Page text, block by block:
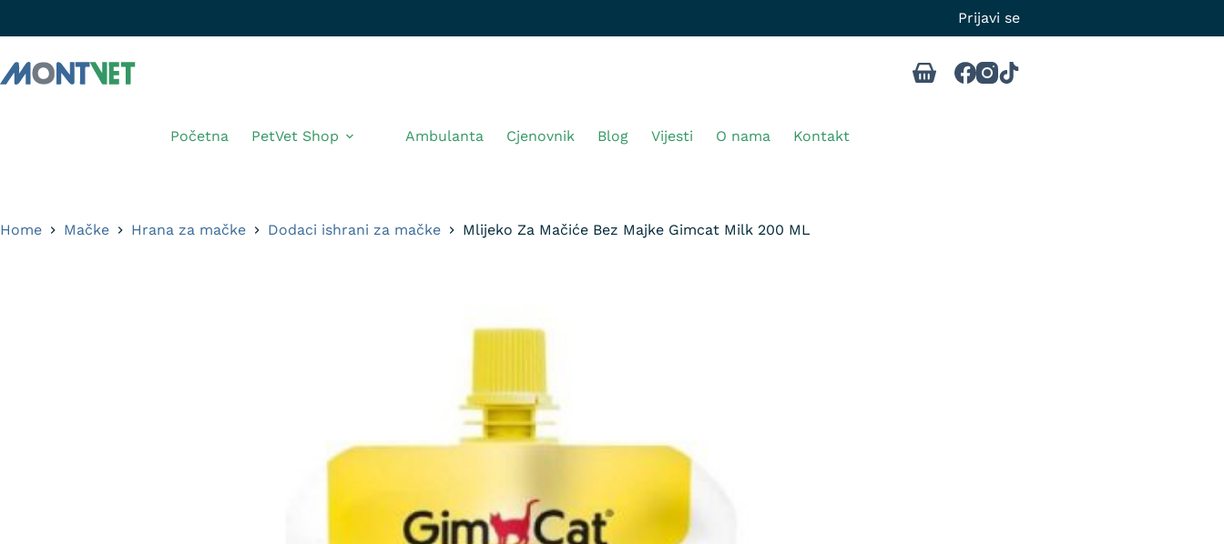
Prijavi se
Početna PetVet Shop Ambulanta Cjenovnik Blog Vijesti O nama Kontakt
Home Mačke Hrana za mačke Dodaci ishrani za mačke Mlijeko Za Mačiće Bez Majke Gimcat Milk 200 ML